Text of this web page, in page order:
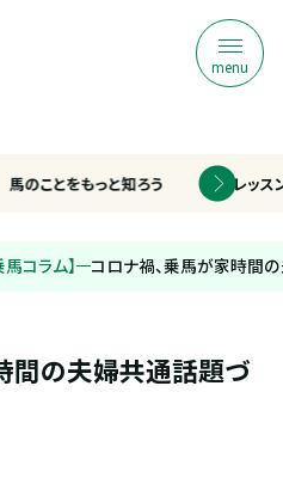
menu
馬のことをもっと知ろう 乗馬レッス
コラム】 コロナ禍、乗馬が家時間
間の夫婦共通話題づ